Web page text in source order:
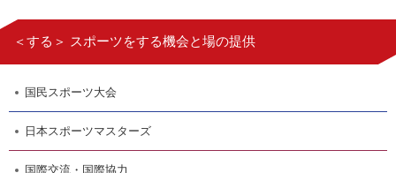
＜する＞ スポーツをする機会と場の提供
国民スポーツ大会
日本スポーツマスターズ
国際交流・国際協力